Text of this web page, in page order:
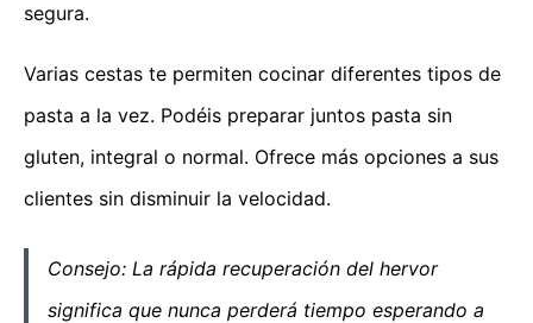
segura.
Varias cestas te permiten cocinar diferentes tipos de
pasta a la vez. Podéis preparar juntos pasta sin
gluten, integral o normal. Ofrece más opciones a sus
clientes sin disminuir la velocidad.
Consejo: La rápida recuperación del hervor
significa que nunca perderá tiempo esperando a